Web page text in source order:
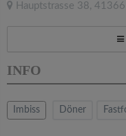
Hauptstrasse 38, 41366
INFO
Imbiss Döner
e
a
v